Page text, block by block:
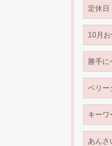
定休日
10月
勝手に
ベリー
キーワ
あんさ